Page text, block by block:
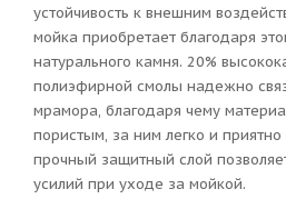
устойчивость к внешним
мойка приобретает благодаря
натурального камня. 20%
полиэфирной смолы надежно
мрамора, благодаря чему
пористым, за ним легко и
прочный защитный слой
усилий при уходе за мойкой.